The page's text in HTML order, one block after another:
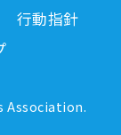
行動指針
Association.